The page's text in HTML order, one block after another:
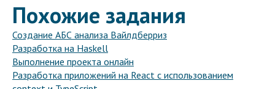
Похожие задания
Создание АБС анализа Вайлдберриз
Разработка на Haskell
Выполнение проекта онлайн
Разработка приложений на React с использованием